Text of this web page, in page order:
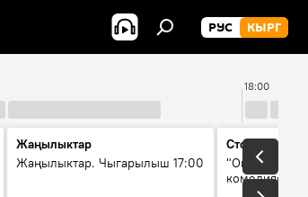
РУС КЫРГ
18:00
Жаңылыктар
Жаңылыктар. Чыгарылыш 17:00
Стоп кадр
"Окен ава" —
комедиясы